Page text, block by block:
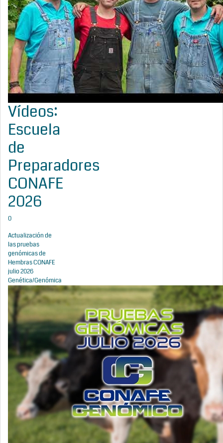
Vídeos:
Escuela
de
Preparadores
CONAFE
2026
0
Actualización de
las pruebas
genómicas de
Hembras CONAFE
julio 2026
Genética/Genómica